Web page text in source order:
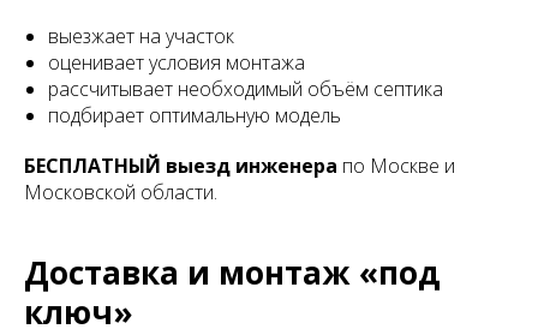
выезжает на участок
оценивает условия монтажа
рассчитывает необходимый объём септика
подбирает оптимальную модель
БЕСПЛАТНЫЙ выезд инженера по Москве и
Московской области.
Доставка и монтаж «под
ключ»